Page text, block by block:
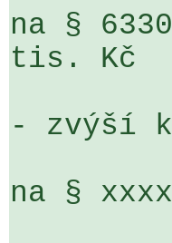
na §
tis. Kč
- zvýší
na §